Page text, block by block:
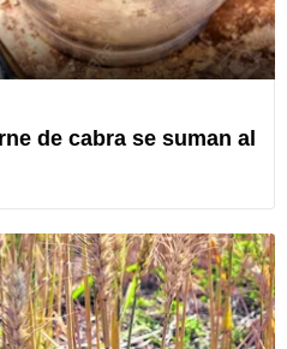
de cabra se suman al